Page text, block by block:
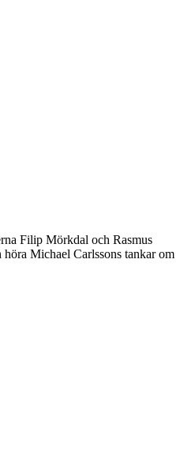
Filip Mörkdal och Rasmus
Michael Carlssons tankar om